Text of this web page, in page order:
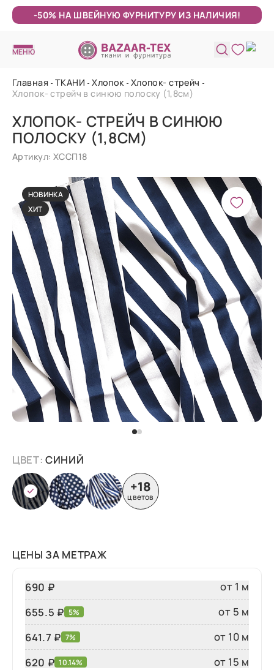
-50% НА ШВЕЙНУЮ ФУРНИТУРУ ИЗ НАЛИЧИЯ!
МЕНЮ
Главная ТКАНИ Хлопок Хлопок- стрейч
Хлопок- стрейч в синюю полоску (1,8см)
ХЛОПОК- СТРЕЙЧ В СИНЮЮ
ПОЛОСКУ (1,8СМ)
Артикул: ХССП18
НОВИНКА
ХИТ
ЦВЕТ:СИНИЙ
+18
цветов
ЦЕНЫ ЗА МЕТРАЖ
690 ₽
от 1 м
655.5 ₽ 5%
от 5 м
641.7 ₽ 7%
от 10 м
620 ₽ 10.14% от 15 м